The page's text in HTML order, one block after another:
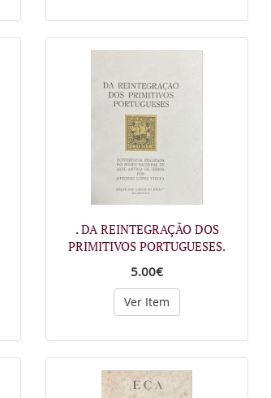
. DA REINTEGRAÇÃO DOS
PRIMITIVOS PORTUGUESES.
5.00€
Ver Item